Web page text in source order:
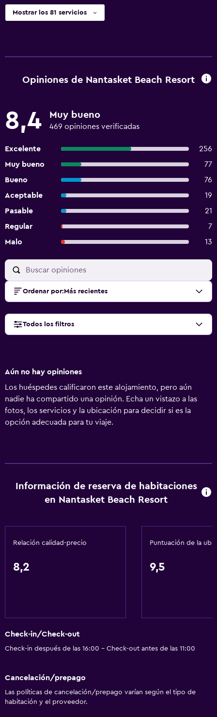
Mostrar los 81 servicios
Opiniones de Nantasket Beach Resort
8,4 Muy bueno
469 opiniones verificadas
Excelente
256
Muy bueno
77
Bueno
76
Aceptable
19
Pasable
21
Regular
7
Malo
13
Ordenar por: Más recientes
Todos los filtros
Aún no hay opiniones
Los huéspedes calificaron este alojamiento, pero aún
nadie ha compartido una opinión. Echa un vistazo a las
fotos, los servicios y la ubicación para decidir si es la
opción adecuada para tu viaje.
Información de reserva de habitaciones
en Nantasket Beach Resort
Relación calidad-precio
8,2
Puntuación de la
9,5
Check-in/Check-out
Check-in después de las 16:00 - Check-out antes de las 11:00
Cancelación/prepago
Las políticas de cancelación/prepago varían según el tipo de
habitación y el proveedor.